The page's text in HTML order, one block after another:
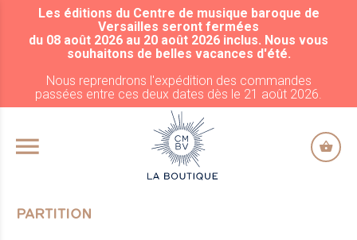
ALLER AU CONTENU PRINCIPAL
Les éditions du Centre de musique baroque de
Versailles seront fermées
du 08 août 2026 au 20 août 2026 inclus. Nous vous
souhaitons de belles vacances d'été.
Nous reprendrons l'expédition des commandes
passées entre ces deux dates dès le 21 août 2026.
PARTITION